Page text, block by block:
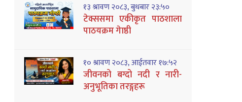
१३ श्रावण २०८३, बुधबार २३:५०
टेक्ससमा एकीकृत पाठशाला
पाठयक्रम गेाष्ठी
१० श्रावण २०८३, आईतवार १७:५२
जीवनको बग्दो नदी र नारी-
अनुभूतिका तरङ्गहरू